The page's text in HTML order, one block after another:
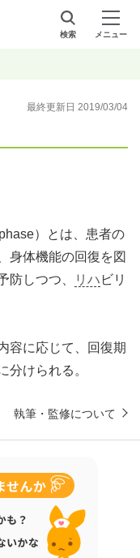
検索 メニュー
最終更新日 2019/03/04
）とは、患者の
身体機能の回復を図
防しつつ、
リハ ビリ
容に応じて、回復期
分けられる。
執筆・監修について